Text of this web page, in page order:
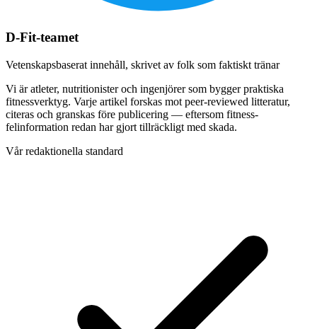
D-Fit-teamet
Vetenskapsbaserat innehåll, skrivet av folk som faktiskt tränar
Vi är atleter, nutritionister och ingenjörer som bygger praktiska
fitnessverktyg. Varje artikel forskas mot peer-reviewed litteratur,
citeras och granskas före publicering — eftersom fitness-
felinformation redan har gjort tillräckligt med skada.
Vår redaktionella standard